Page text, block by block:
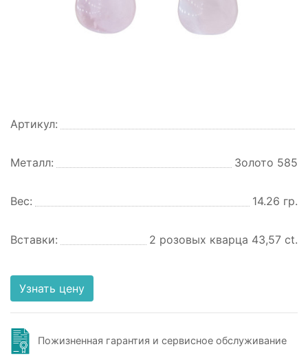
Артикул:
Металл: Золото 585
Вес: 14.26 гр.
Вставки: 2 розовых кварца 43,57 ct.
Узнать цену
Пожизненная гарантия и сервисное обслуживание